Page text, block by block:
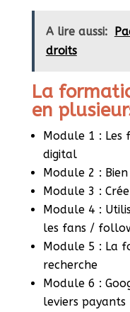
A lire aussi:
droits
La
en
Module 1 : Les
digital
Module 2 :
Module 3 :
Module 4 :
les fans /
Module 5 : La
recherche
Module 6 :
leviers payants